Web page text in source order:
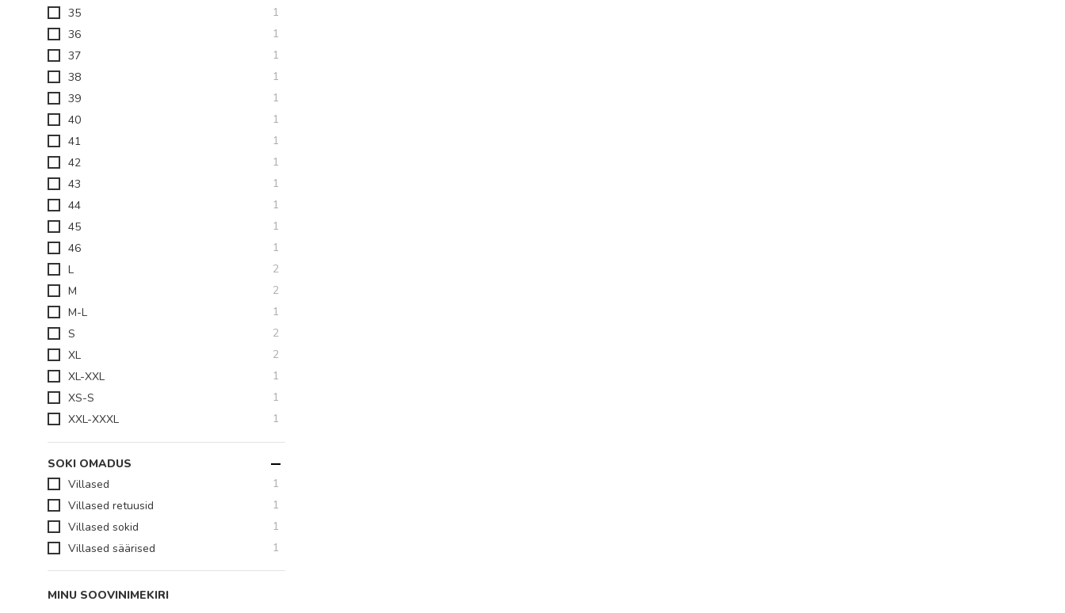
35
1
36
1
37
1
38
1
39
1
40
1
41
1
42
1
43
1
44
1
45
1
46
1
L
2toodet
M
2toodet
M-L
1
S
2toodet
XL
2toodet
XL-XXL
1
XS-S
1
XXL-XXXL
1
SOKI OMADUS
Villased
1
Villased retuusid
1
Villased sokid
1
Villased säärised
1
MINU SOOVINIMEKIRI